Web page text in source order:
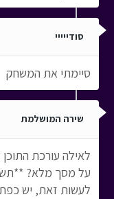
סודייייי
סיימתי את המשחק
שירה המושלמת
לאילה עורכת
על מסך מלא?
לעשות זאת, יש